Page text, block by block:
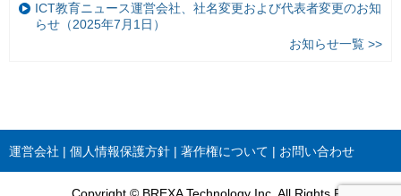
ICT教育ニュース運営会社、社名変更および代表者変更のお知
らせ（2025年7月1日）
お知らせ一覧 >>
運営会社 個人情報保護方針 著作権について お問い合わせ
Copyright © BREXA Technology Inc. All Rights Reserved.